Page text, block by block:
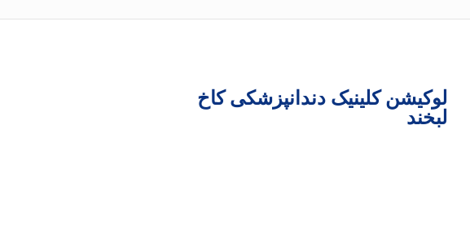
لوکیشن کلینیک دندانپزشکی کاخ
لبخند